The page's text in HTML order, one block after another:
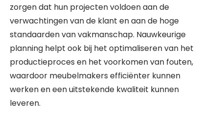
zorgen dat hun projecten voldoen aan de
verwachtingen van de klant en aan de hoge
standaarden van vakmanschap. Nauwkeurige
planning helpt ook bij het optimaliseren van het
productieproces en het voorkomen van fouten,
waardoor meubelmakers efficiënter kunnen
werken en een uitstekende kwaliteit kunnen
leveren.